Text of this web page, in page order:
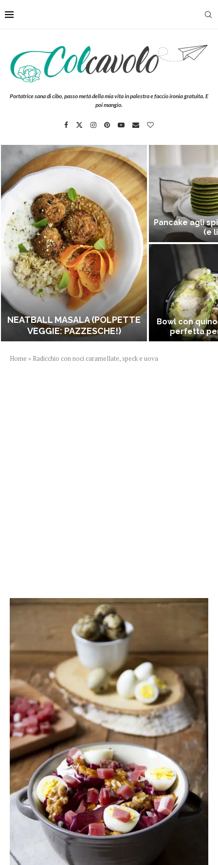
Portatrice sana di cibo, passo metà della mia vita in palestra e faccio ironia gratuita. E
poi mangio.
NEATBALL MASALA (POLPETTE
VEGGIE: PAZZESCHE!)
Pancake agli
(e
Bowl con
perfetta
Home » Radicchio con noci caramellate, speck e uova